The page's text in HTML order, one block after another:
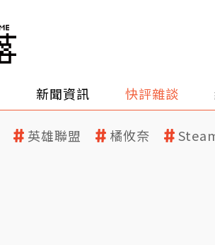
新聞資訊 快評雜談
英雄聯盟 橘攸奈